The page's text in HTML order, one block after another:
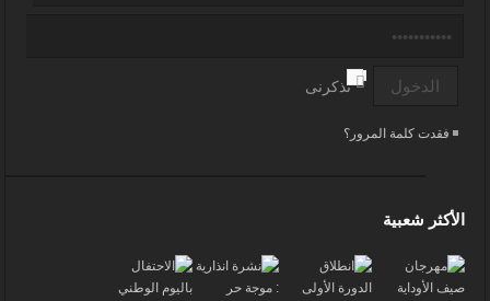
تذكرنى
فقدت كلمة المرور؟
الأكثر شعبية